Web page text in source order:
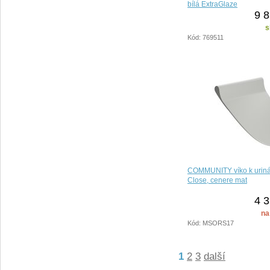
bílá ExtraGlaze
9
Kód: 769511
COMMUNITY víko k
Close, cenere mat
4
Kód: MSORS17
1 2 3 další